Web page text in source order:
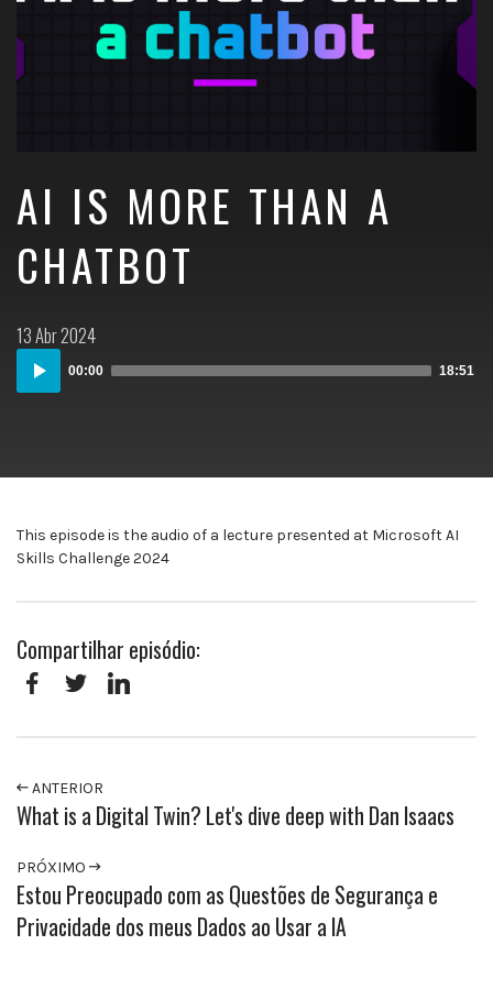
AI IS MORE THAN A
CHATBOT
Postado
em:
13 Abr 2024
Audio
Player
00:00 18:51
This episode is the audio of a lecture presented at Microsoft AI
Skills Challenge 2024
Compartilhar episódio:
Facebook
ANTERIOR
What is a Digital Twin? Let's dive deep with Dan Isaacs
PRÓXIMO
Estou Preocupado com as Questões de Segurança e
Privacidade dos meus Dados ao Usar a IA